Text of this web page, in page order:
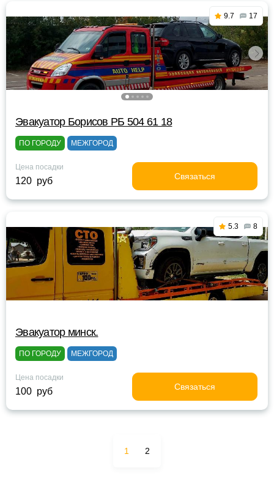
9.7 17
Эвакуатор Борисов РБ 504 61 18
ПО ГОРОДУ МЕЖГОРОД
Цена посадки
120 руб Связаться
5.3 8
Эвакуатор минск.
ПО ГОРОДУ МЕЖГОРОД
Цена посадки
100 руб Связаться
1 2